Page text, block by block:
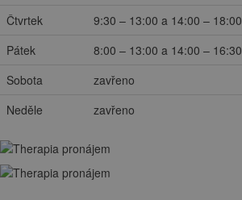
Čtvrtek
9:30 – 13:00 a 14:00 – 18:00
Pátek
8:00 – 13:00 a 14:00 – 16:30
Sobota
zavřeno
Neděle
zavřeno